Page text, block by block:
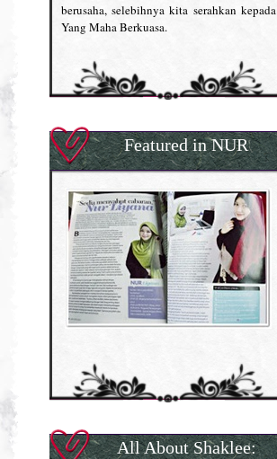
berusaha, selebihnya kita serahkan kepada
Yang Maha Berkuasa.
Featured in NUR
All About Shaklee: